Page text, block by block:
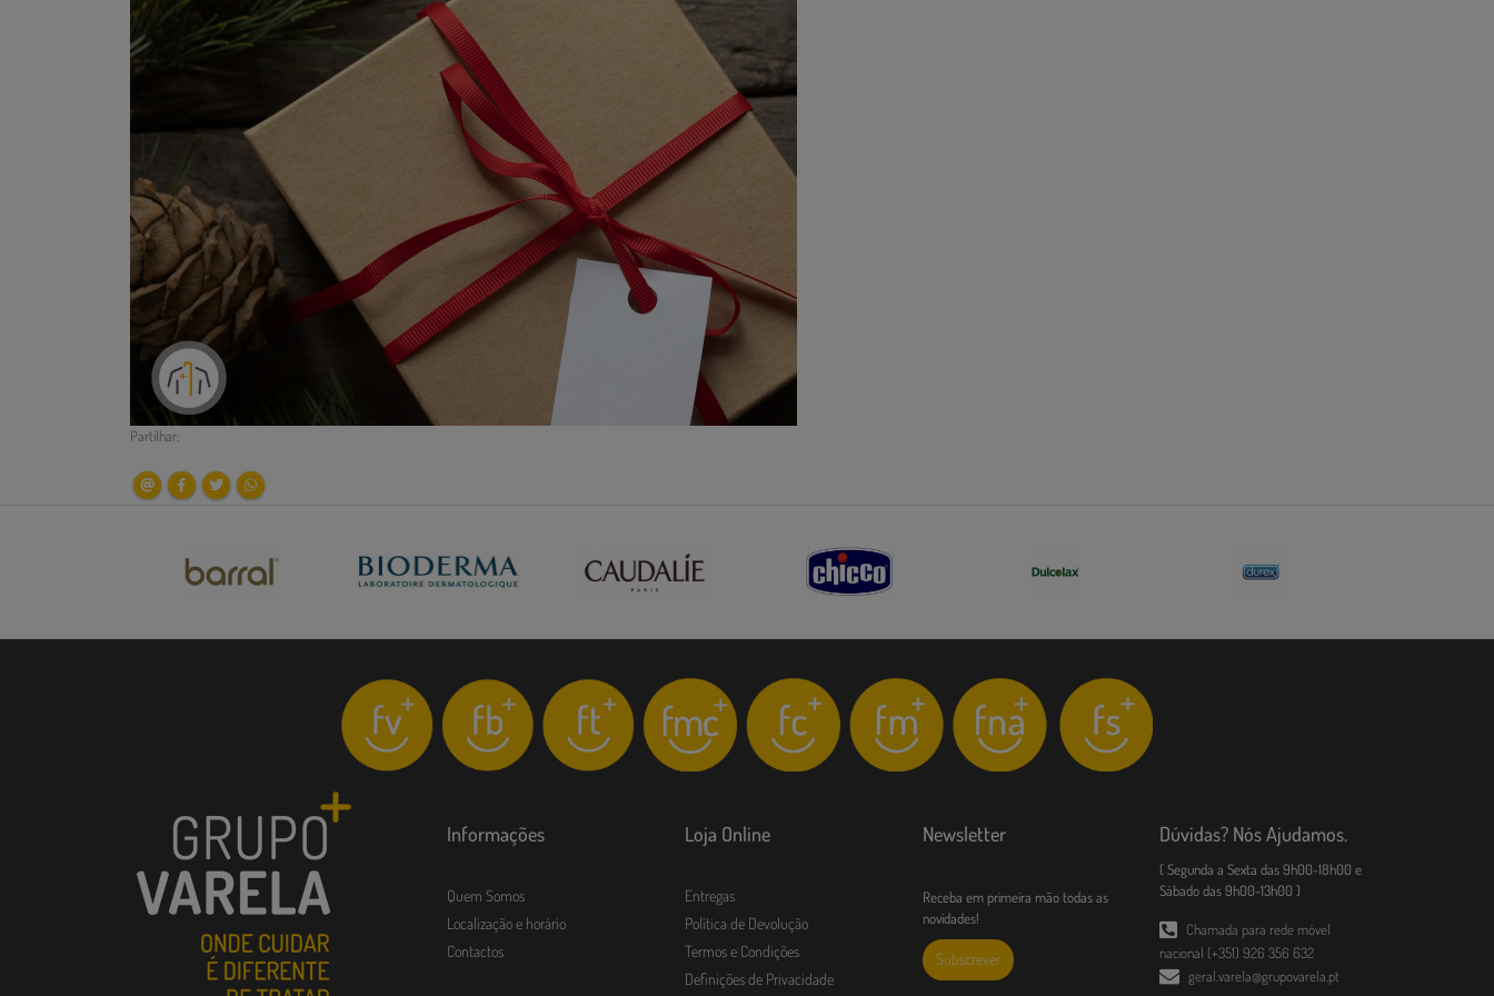
Partilhar:
Informações
Quem Somos
Localização e horário
Contactos
Loja Online
Entregas
Política de Devolução
Termos e Condições
Definições de Privacidade
Newsletter
Receba em primeira mão todas as
novidades!
Subscrever
Dúvidas? Nós Ajudamos.
( Segunda a Sexta das 9h00-18h00 e
Sábado das 9h00-13h00 )
Chamada para rede móvel
nacional (+351) 926 356 632
geral.varela@grupovarela.pt